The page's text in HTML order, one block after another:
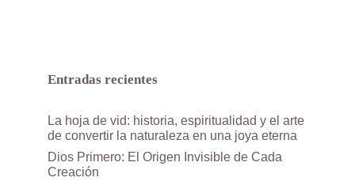
Entradas recientes
La hoja de vid: historia, espiritualidad y el arte
de convertir la naturaleza en una joya eterna
Dios Primero: El Origen Invisible de Cada
Creación